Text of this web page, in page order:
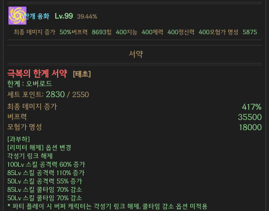
안개 융화 Lv.99 39.44%
최종 데미지 증가 50%버프력 8693힘 400지능 400체력 400정신력 400모험가 명성 5875
서약
극복의 한계 서약
[태초]
한계 : 오버로드
세트 포인트: 2830 / 2550
최종 데미지 증가
417%
버프력 35500
모험가 명성 18000
[과부하]
[리미터 해제] 옵션 변경
각성기 링크 해제
100Lv 스킬 공격력 60% 증가
85Lv 스킬 공격력 110% 증가
50Lv 스킬 공격력 55% 증가
85Lv 스킬 쿨타임 70% 감소
50Lv 스킬 쿨타임 70% 감소
* 파티 플레이 시 버퍼 캐릭터는 각성기 링크 해제, 쿨타임 감소 옵션 미적용